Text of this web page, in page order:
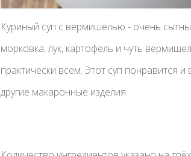
Куриный суп с вермишелью - очень
морковка, лук, картофель и чуть
практически всем. Этот суп понравится
другие макаронные изделия.